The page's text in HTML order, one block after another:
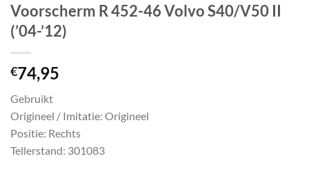
Voorscherm R 452-46 Volvo S40/V50 II
(’04-’12)
€74,95
Gebruikt
Origineel / Imitatie: Origineel
Positie: Rechts
Tellerstand: 301083